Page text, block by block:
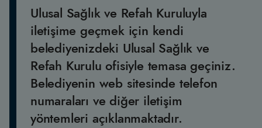
Ulusal Sağlık ve Refah Kuruluyla
iletişime geçmek için kendi
belediyenizdeki Ulusal Sağlık ve
Refah Kurulu ofisiyle temasa geçiniz.
Belediyenin web sitesinde telefon
numaraları ve diğer iletişim
yöntemleri açıklanmaktadır.